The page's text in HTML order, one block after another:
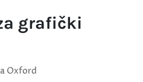
grafički
Oxford